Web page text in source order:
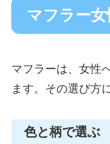
マフラー
マフラーは、女性
ます。その選び方
色と柄で選ぶ